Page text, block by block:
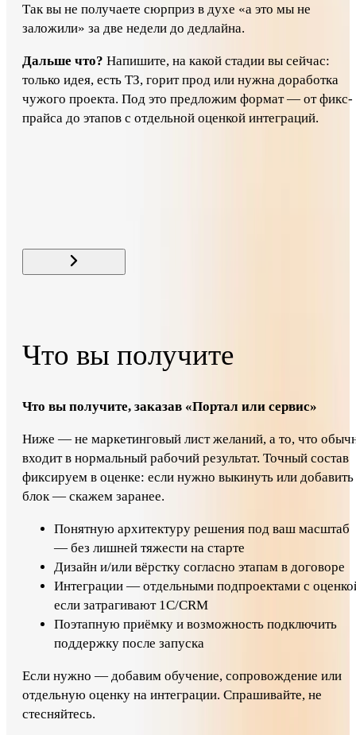
Так вы не получаете сюрприз в духе «а это мы не
заложили» за две недели до дедлайна.
Дальше что? Напишите, на какой стадии вы сейчас:
только идея, есть ТЗ, горит прод или нужна доработка
чужого проекта. Под это предложим формат — от фикс-
прайса до этапов с отдельной оценкой интеграций.
Что вы получите
Что вы получите, заказав «Портал или сервис»
Ниже — не маркетинговый лист желаний, а то, что
входит в нормальный рабочий результат. Точный состав
фиксируем в оценке: если нужно выкинуть или добавить
блок — скажем заранее.
Понятную архитектуру решения под ваш масштаб
— без лишней тяжести на старте
Дизайн и/или вёрстку согласно этапам в договоре
Интеграции — отдельными подпроектами с
если затрагивают 1С/CRM
Поэтапную приёмку и возможность подключить
поддержку после запуска
Если нужно — добавим обучение, сопровождение или
отдельную оценку на интеграции. Спрашивайте, не
стесняйтесь.